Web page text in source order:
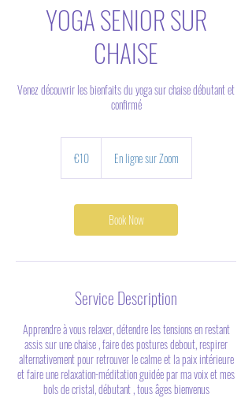
YOGA SENIOR SUR
CHAISE
Venez découvrir les bienfaits du yoga sur chaise débutant et
confirmé
€10 En ligne sur Zoom
Book Now
Service Description
Apprendre à vous relaxer, détendre les tensions en restant
assis sur une chaise , faire des postures debout, respirer
alternativement pour retrouver le calme et la paix intérieure
et faire une relaxation-méditation guidée par ma voix et mes
bols de cristal, débutant , tous âges bienvenus